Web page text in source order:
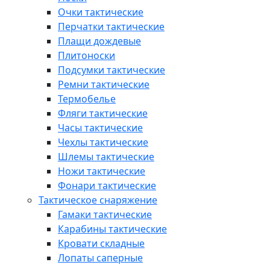
Очки тактические
Перчатки тактические
Плащи дождевые
Плитоноски
Подсумки тактические
Ремни тактические
Термобелье
Фляги тактические
Часы тактические
Чехлы тактические
Шлемы тактические
Ножи тактические
Фонари тактические
Тактическое снаряжение
Гамаки тактические
Карабины тактические
Кровати складные
Лопаты саперные